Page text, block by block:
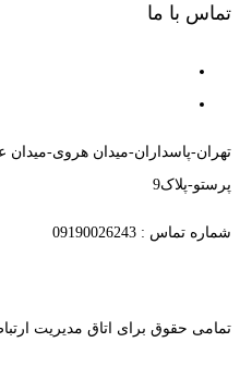
تماس با ما
تهران-پاسداران-میدان هروی-
پرستو-پلاک9
شماره تماس : 09190026243
تمامی حقوق برای اتاق مدیریت